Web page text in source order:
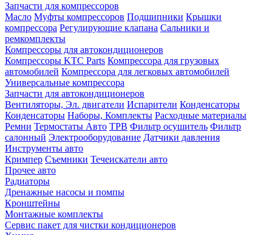
Запчасти для компрессоров
Масло Муфты компрессоров Подшипники Крышки
компрессора Регулирующие клапана Сальники и
ремкомплекты
Компрессоры для автокондиционеров
Компрессоры KTC Parts Компрессора для грузовых
автомобилей Компрессора для легковых автомобилей
Универсальные компрессора
Запчасти для автокондиционеров
Вентиляторы, Эл. двигатели Испарители Конденсаторы
Конденсаторы Наборы, Комплекты Расходные материалы
Ремни Термостаты Авто ТРВ Фильтр осушитель Фильтр
салонный Электрооборудование Датчики давления
Инструменты авто
Кримпер Съемники Течеискатели авто
Прочее авто
Радиаторы
Дренажные насосы и помпы
Кронштейны
Монтажные комплекты
Сервис пакет для чистки кондиционеров